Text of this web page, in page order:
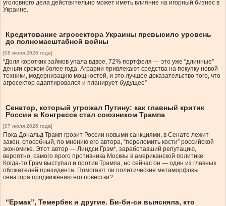
уголовного дела действительно может иметь влияние на игорный бизнес в
Украине.
Кредитование агросектора Украины превысило уровень
до полномасштабной войны
[08 июля 2026 года]
“Доля коротких займов упала вдвое, 72% портфеля — это уже “длинные”
деньги сроком более года. Аграрии привлекают средства на покупку новой
техники, модернизацию мощностей, и это лучшее доказательство того, что
агросектор адаптировался и планирует будущее”
Сенатор, который угрожал Путину: как главный критик
России в Конгрессе стал союзником Трампа
[07 июля 2026 года]
Пока Дональд Трамп грозит России новыми санкциями, в Сенате лежит
закон, способный, по мнению его автора, “переломить кости” российской
экономике. Этот автор — Линдси Грэм*, заработавший репутацию,
вероятно, самого ярого противника Москвы в американской политике.
Когда-то Грэм выступал и против Трампа, но сейчас он — один из главных
обожателей президента. Помогают ли политические метаморфозы
сенатора продвижению его повестки?
“Ермак”, Темербек и другие. Би-би-си выясняла, кто